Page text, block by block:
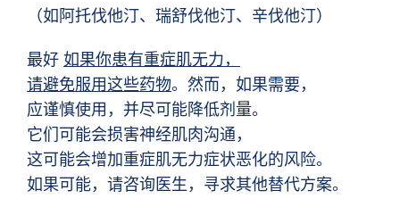
（如阿托伐他汀、瑞舒伐他汀、辛伐他汀）
最好 如果你患有重症肌无力，
请避免服用这些药物。然而，如果需要，
应谨慎使用，并尽可能降低剂量。
它们可能会损害神经肌肉沟通，
这可能会增加重症肌无力症状恶化的风险。
如果可能，请咨询医生，寻求其他替代方案。